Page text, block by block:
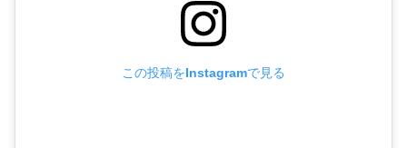
この投稿をInstagramで見る